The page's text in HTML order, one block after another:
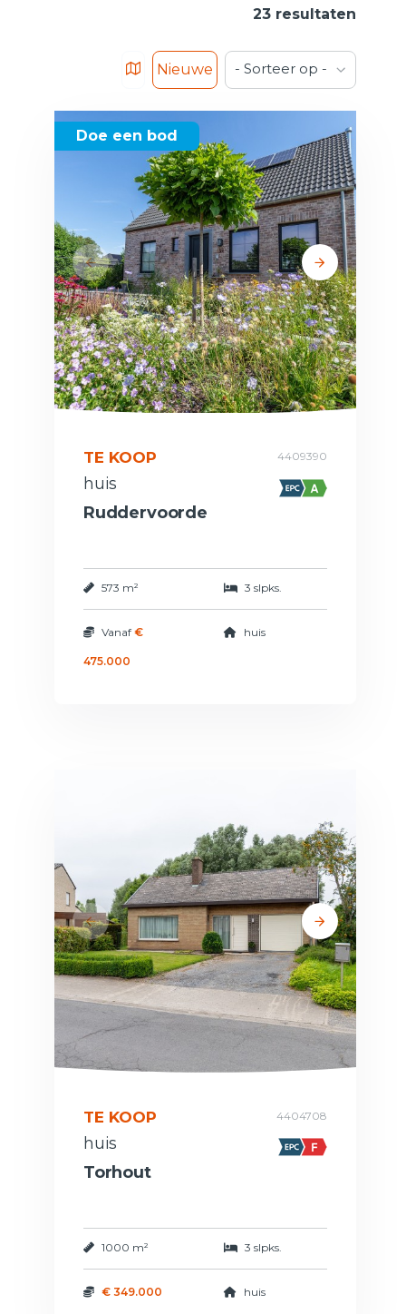
23 resultaten
Nieuwe - Sorteer op -
Doe een bod
TE KOOP 4409390
huis
Ruddervoorde
573 m² 3 slpks.
Vanaf €
475.000
huis
TE KOOP 4404708
huis
Torhout
1000 m² 3 slpks.
€ 349.000 huis